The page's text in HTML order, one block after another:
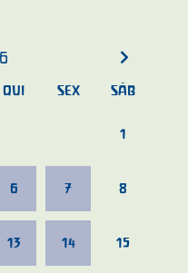
QUI SEX SÁB
1
6 7 8
13 14 15